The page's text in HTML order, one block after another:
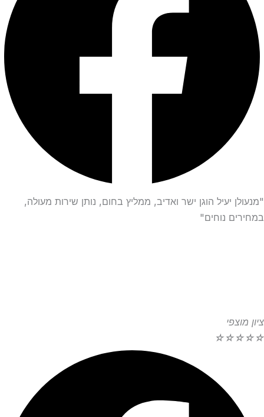
"מנעולן יעיל הוגן ישר ואדיב, ממליץ בחום, נותן שירות מעולה,
במחירים נוחים"
ציון מוצפי
☆
☆
☆
☆
☆